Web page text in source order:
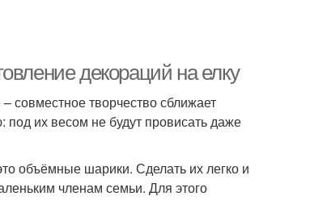
декораций на елку
совместное творчество сближает
под их весом не будут провисать даже
объёмные шарики. Сделать их легко и
членам семьи. Для этого